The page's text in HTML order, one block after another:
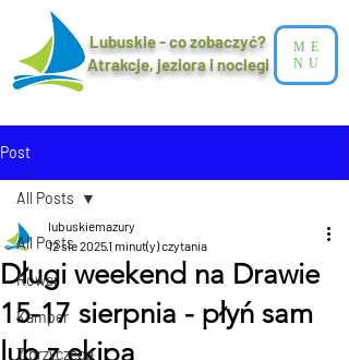
Lubuskie - co zobaczyć?
Atrakcje, jeziora i noclegi​
ME
NU
Post
All Posts
Rower
Kamper
Z przyczepą
All Posts
Długi weekend na Drawie
15-17 sierpnia - płyń sam
lub z ekipą
lubuskiemazury
12 sie 20251 minut(y) czytania